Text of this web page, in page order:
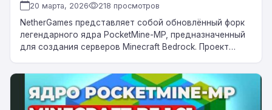
20 марта, 2026 218 просмотров
NetherGames представляет собой обновлённый форк
легендарного ядра PocketMine-MP, предназначенный
для создания серверов Minecraft Bedrock. Проект
поддерживает мульти-протокол для версий от 1.20…
Ядро
PocketMine-